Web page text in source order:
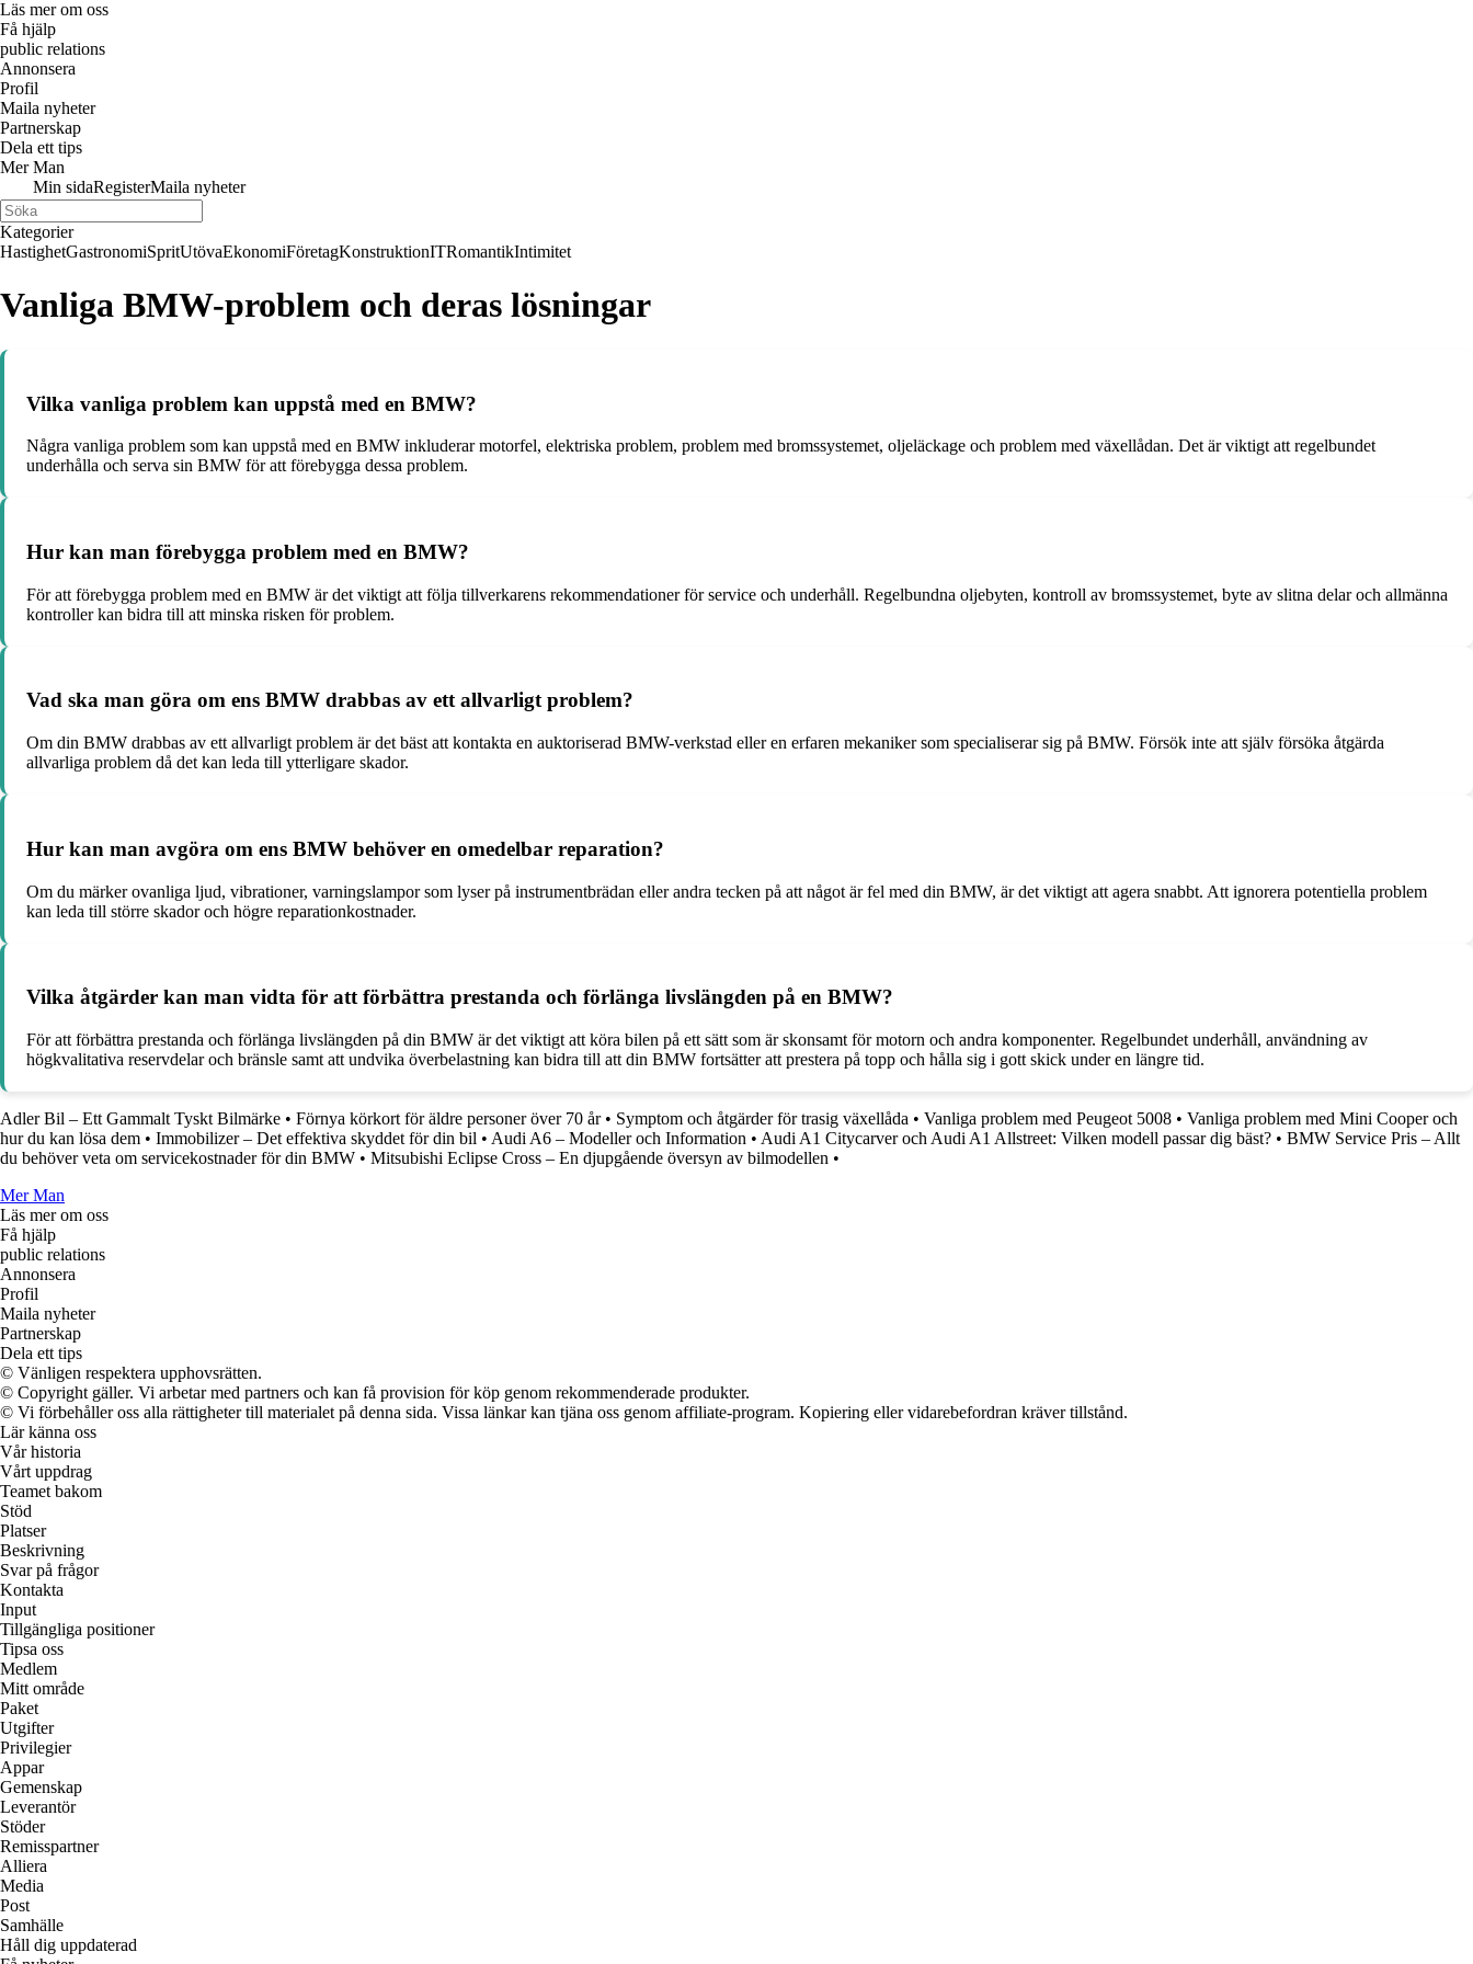
Läs mer om oss
Få hjälp
public relations
Annonsera
Profil
Maila nyheter
Partnerskap
Dela ett tips
Mer Man
Min sidaRegisterMaila nyheter
Kategorier
HastighetGastronomiSpritUtövaEkonomiFöretagKonstruktionITRomantikIntimitet
Vanliga BMW-problem och deras lösningar
Vilka vanliga problem kan uppstå med en BMW?
Några vanliga problem som kan uppstå med en BMW inkluderar motorfel, elektriska problem, problem med bromssystemet, oljeläckage och problem med växellådan. Det är viktigt att regelbundet
underhålla och serva sin BMW för att förebygga dessa problem.
Hur kan man förebygga problem med en BMW?
För att förebygga problem med en BMW är det viktigt att följa tillverkarens rekommendationer för service och underhåll. Regelbundna oljebyten, kontroll av bromssystemet, byte av slitna delar och allmänna
kontroller kan bidra till att minska risken för problem.
Vad ska man göra om ens BMW drabbas av ett allvarligt problem?
Om din BMW drabbas av ett allvarligt problem är det bäst att kontakta en auktoriserad BMW-verkstad eller en erfaren mekaniker som specialiserar sig på BMW. Försök inte att själv försöka åtgärda
allvarliga problem då det kan leda till ytterligare skador.
Hur kan man avgöra om ens BMW behöver en omedelbar reparation?
Om du märker ovanliga ljud, vibrationer, varningslampor som lyser på instrumentbrädan eller andra tecken på att något är fel med din BMW, är det viktigt att agera snabbt. Att ignorera potentiella problem
kan leda till större skador och högre reparationkostnader.
Vilka åtgärder kan man vidta för att förbättra prestanda och förlänga livslängden på en BMW?
För att förbättra prestanda och förlänga livslängden på din BMW är det viktigt att köra bilen på ett sätt som är skonsamt för motorn och andra komponenter. Regelbundet underhåll, användning av
högkvalitativa reservdelar och bränsle samt att undvika överbelastning kan bidra till att din BMW fortsätter att prestera på topp och hålla sig i gott skick under en längre tid.
Adler Bil – Ett Gammalt Tyskt Bilmärke • Förnya körkort för äldre personer över 70 år• Symptom och åtgärder för trasig växellåda • Vanliga problem med Peugeot 5008 • Vanliga problem med Mini Cooper och
hur du kan lösa dem • Immobilizer – Det effektiva skyddet för din bil • Audi A6 – Modeller och Information • Audi A1 Citycarver och Audi A1 Allstreet: Vilken modell passar dig bäst? • BMW Service Pris – Allt
du behöver veta om servicekostnader för din BMW • Mitsubishi Eclipse Cross – En djupgående översyn av bilmodellen •
Mer Man
Läs mer om oss
Få hjälp
public relations
Annonsera
Profil
Maila nyheter
Partnerskap
Dela ett tips
© Vänligen respektera upphovsrätten.
© Copyright gäller. Vi arbetar med partners och kan få provision för köp genom rekommenderade produkter.
© Vi förbehåller oss alla rättigheter till materialet på denna sida. Vissa länkar kan tjäna oss genom affiliate-program. Kopiering eller vidarebefordran kräver tillstånd.
Lär känna oss
Vår historia
Vårt uppdrag
Teamet bakom
Stöd
Platser
Beskrivning
Svar på frågor
Kontakta
Input
Tillgängliga positioner
Tipsa oss
Medlem
Mitt område
Paket
Utgifter
Privilegier
Appar
Gemenskap
Leverantör
Stöder
Remisspartner
Alliera
Media
Post
Samhälle
Håll dig uppdaterad